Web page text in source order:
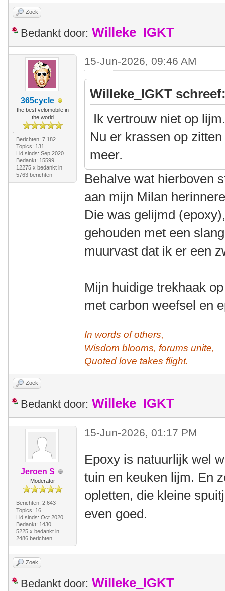
Zoek
Bedankt door: Willeke_IGKT
365cycle
the best velomobile in
the world
Berichten: 7.182
Topics: 131
Lid sinds: Sep 2020
Bedankt: 15599
12275 x bedankt in
5763 berichten
15-Jun-2026, 09:46 AM
Willeke_IGKT
Ik vertrouw niet op
Nu er krassen op
meer.
Behalve wat hierboven
aan mijn Milan
Die was gelijmd
gehouden met een
muurvast dat ik er een
Mijn huidige trekhaak
met carbon weefsel en
In words of others,
Wisdom blooms, forums unite,
Quoted love takes flight.
Zoek
Bedankt door: Willeke_IGKT
Jeroen S
Moderator
Berichten: 2.643
Topics: 16
Lid sinds: Oct 2020
Bedankt: 1430
5225 x bedankt in
2486 berichten
15-Jun-2026, 01:17 PM
Epoxy is natuurlijk wel
tuin en keuken lijm. En
opletten, die kleine
even goed.
Zoek
Bedankt door: Willeke_IGKT